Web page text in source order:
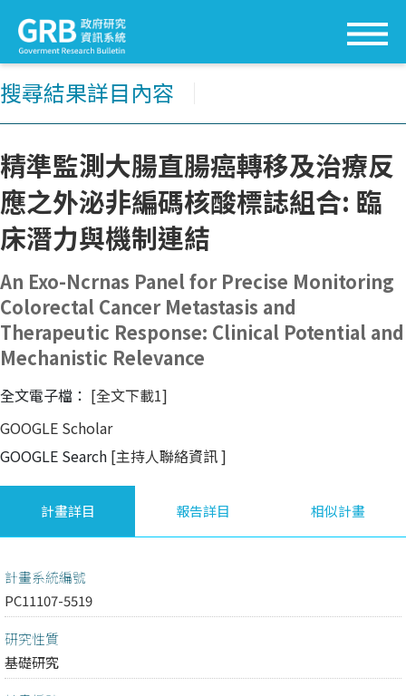
搜尋結果詳目內容
精準監測大腸直腸癌轉移及治療反
應之外泌非編碼核酸標誌組合: 臨
床潛力與機制連結
An Exo-Ncrnas Panel for Precise Monitoring
Colorectal Cancer Metastasis and
Therapeutic Response: Clinical Potential and
Mechanistic Relevance
全文電子檔： [全文下載1]
GOOGLE Scholar
GOOGLE Search [主持人聯絡資訊]
計畫詳目 報告詳目 相似計畫
計畫系統編號
PC11107-5519
研究性質
基礎研究